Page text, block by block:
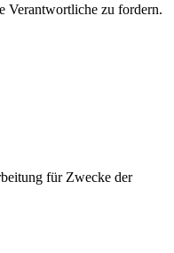
Verantwortliche zu fordern.
für Zwecke der